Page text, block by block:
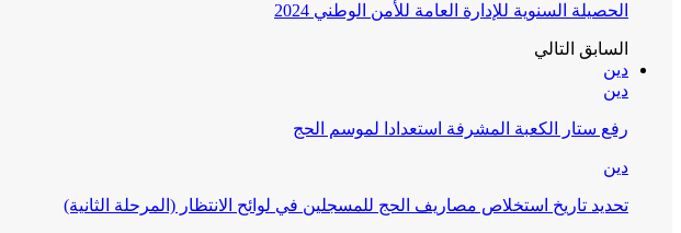
الحصيلة السنوية للإدارة العامة للأمن الوطني 2024
السابق التالي
دين
دين
رفع ستار الكعبة المشرفة استعدادا لموسم الحج
دين
تحديد تاريخ استخلاص مصاريف الحج للمسجلين في لوائح الانتظار (المرحلة الثانية)